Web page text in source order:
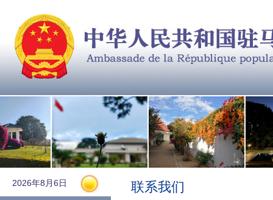
2026年8月6日 联系我们